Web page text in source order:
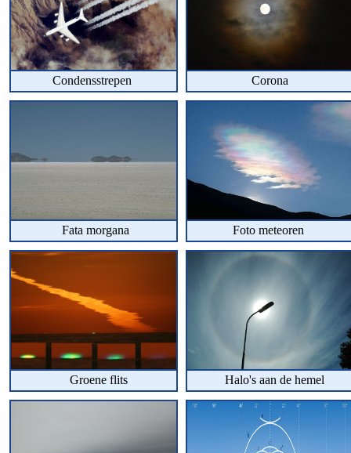
Condensstrepen Corona
Fata morgana Foto meteoren
Groene flits Halo's aan de hemel